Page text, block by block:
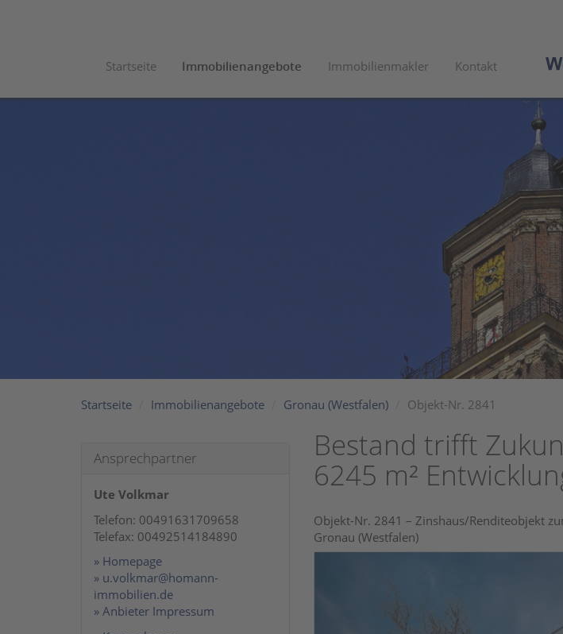
Startseite Immobilienangebote Immobilienmakler Kontakt
Startseite Immobilienangebote Gronau (Westfalen) Objekt-Nr. 2841
Ansprechpartner
Ute Volkmar
Telefon: 00491631709658
Telefax: 00492514184890
» Homepage
» u.volkmar@homann-
immobilien.de
» Anbieter Impressum
Bestand trifft
6245 m²
Objekt-Nr. 2841 – Zinshaus/Renditeobjekt
Gronau (Westfalen)